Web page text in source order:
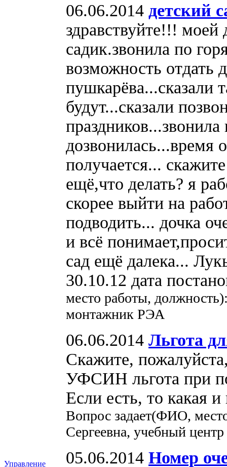
Управление
06.06.2014 детский
здравствуйте!!! моей
садик.звонила по
возможность отдать
пушкарёва...сказали
будут...сказали
дозвонилась...время
получается...
ещё,что делать? я
скорее выйти на
подводить... дочка
и всё
сад ещё далека...
30.10.12 дата
место работы,
монтажник РЭА
06.06.2014 Льгота
Скажите,
УФСИН льгота при
Если есть, то какая
Вопрос задает(ФИО,
Сергеевна, учебный
05.06.2014 Номер